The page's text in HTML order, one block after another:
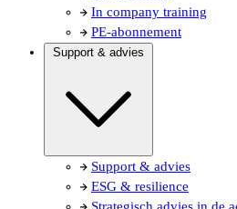
In company training
PE-abonnement
Support & advies
Support & advies
ESG & resilience